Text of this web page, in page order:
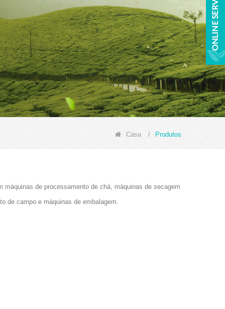
Casa / Produtos
de processamento de chá, máquinas de secagem
de campo e máquinas de embalagem.